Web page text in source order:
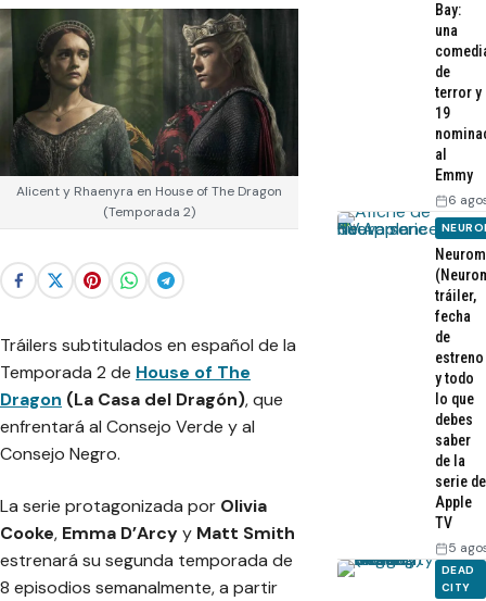
Alicent y Rhaenyra en House of The Dragon
(Temporada 2)
Tráilers subtitulados en español de la
Temporada 2 de House of The
Dragon (La Casa del Dragón), que
enfrentará al Consejo Verde y al
Consejo Negro.
La serie protagonizada por Olivia
Cooke, Emma D’Arcyy Matt Smith
estrenará su segunda temporada de
8 episodios semanalmente, a partir
Bay:
una
de
terror y
19
al
Emmy
6
tráiler,
fecha
de
estreno
y todo
lo que
debes
saber
de la
serie de
Apple
TV
5
DEAD
CITY